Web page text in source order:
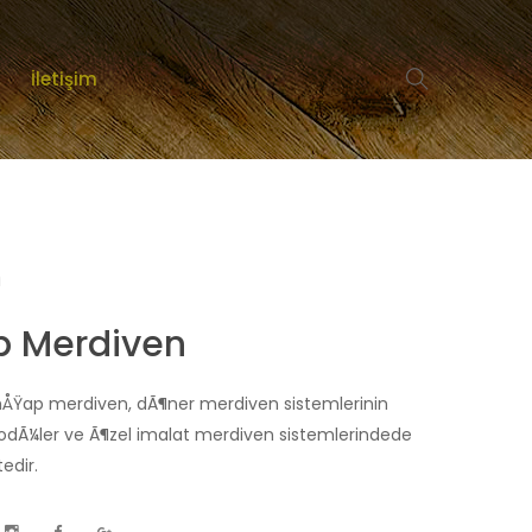
İletişim
Merdiven
merdiven, dÃ¶ner merdiven sistemlerinin
ve Ã¶zel imalat merdiven sistemlerindede